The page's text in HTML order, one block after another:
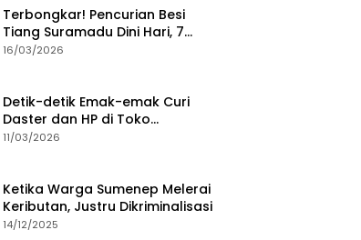
Terbongkar! Pencurian Besi
Tiang Suramadu Dini Hari, 7
ABK Ditangkap Polisi
16/03/2026
Detik-detik Emak-emak Curi
Daster dan HP di Toko
Sumenep, Aksi Terekam CCTV
11/03/2026
Ketika Warga Sumenep Melerai
Keributan, Justru Dikriminalisasi
14/12/2025